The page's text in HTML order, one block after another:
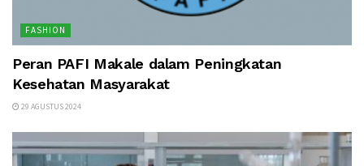
FASHION
Peran PAFI Makale dalam Peningkatan
Kesehatan Masyarakat
29 AGUSTUS 2024